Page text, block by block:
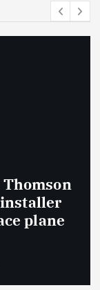
LG
si la
?